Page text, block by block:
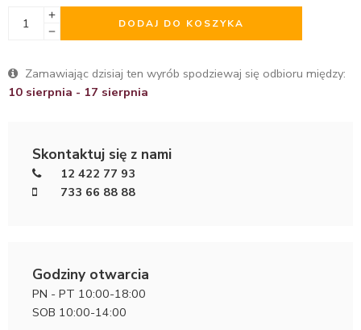
DODAJ DO KOSZYKA
Zamawiając dzisiaj ten wyrób spodziewaj się odbioru między:
10 sierpnia - 17 sierpnia
Skontaktuj się z nami
12 422 77 93
733 66 88 88
Godziny otwarcia
PN - PT 10:00-18:00
SOB 10:00-14:00